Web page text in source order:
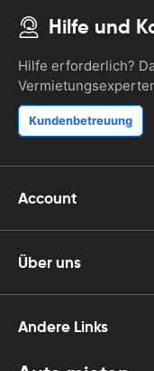
Hilfe und
Hilfe erforderlich?
Kundenbetreuung
Account
Über uns
Andere Links